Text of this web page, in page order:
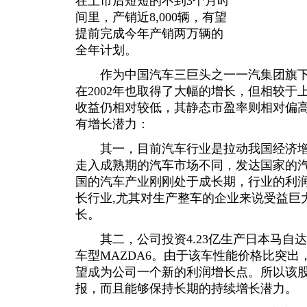
间里，产销近8,000辆，有望
提前完成今年产销两万辆的
全年计划。
作为中国汽车三巨头之一一汽集团旗
在2002年也取得了大幅的增长，但相较于
收益仍相对较低，其静态市盈率则相对偏
有增长潜力：
其一，目前汽车行业是拉动我国经济
走入成熟期的汽车市场不同，发达国家的
国的汽车产业刚刚处于成长期，行业的利
长行业,尤其对生产整车的企业来说受益巨
长。
其二，公司投资4.23亿生产日本马自达
车型MAZDA6。由于该车性能价格比突出
望成为公司一个新的利润增长点。所以该
报，而且能够保持长期的持续增长潜力。